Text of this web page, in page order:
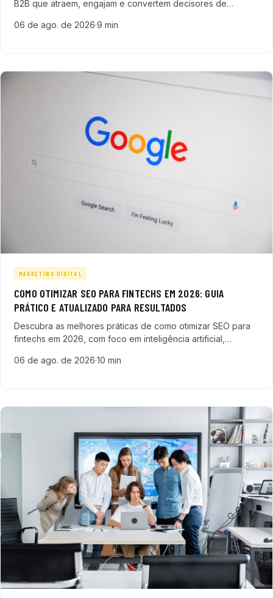
B2B que atraem, engajam e convertem decisores de
tecnologia.
06 de ago. de 2026·9 min
MARKETING DIGITAL
COMO OTIMIZAR SEO PARA FINTECHS EM 2026: GUIA
PRÁTICO E ATUALIZADO PARA RESULTADOS
Descubra as melhores práticas de como otimizar SEO para
fintechs em 2026, com foco em inteligência artificial,
mercado financeiro.
06 de ago. de 2026·10 min